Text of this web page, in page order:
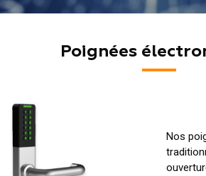
Poignées
Nos